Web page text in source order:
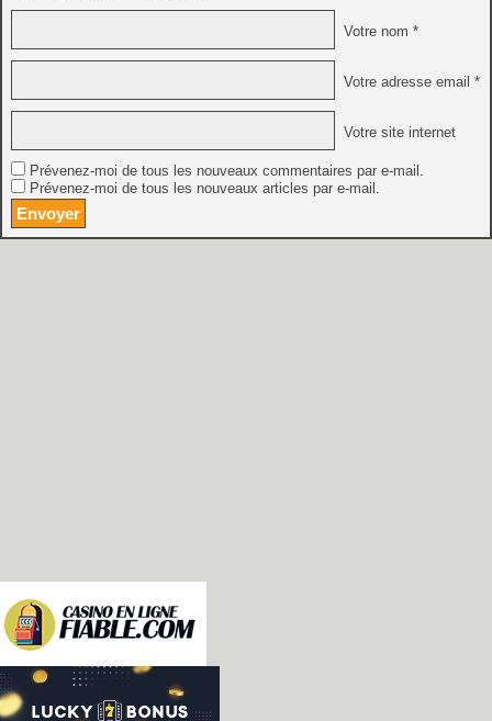
Votre nom *
Votre adresse email *
Votre site internet
Prévenez-moi de tous les nouveaux commentaires par e-mail.
Prévenez-moi de tous les nouveaux articles par e-mail.